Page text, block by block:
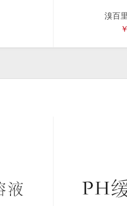
溴百